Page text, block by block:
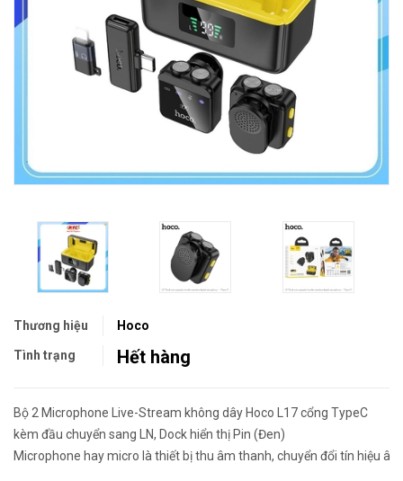
Thương hiệu Hoco
Tình trạng Hết hàng
Bộ 2 Microphone Live-Stream không dây Hoco L17 cổng TypeC
kèm đầu chuyển sang LN, Dock hiển thị Pin (Đen)
Microphone hay micro là thiết bị thu âm thanh, chuyển đổi tín hiệu â...